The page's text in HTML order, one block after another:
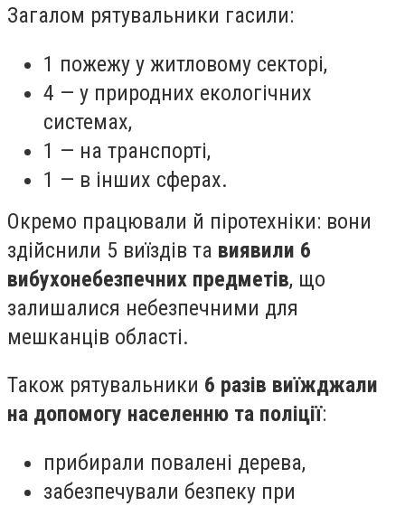
Загалом рятувальники гасили:
1 пожежу у житловому секторі,
4 — у природних екологічних
системах,
1 — на транспорті,
1 — в інших сферах.
Окремо працювали й піротехніки: вони
здійснили 5 виїздів та виявили 6
вибухонебезпечних предметів, що
залишалися небезпечними для
мешканців області.
Також рятувальники 6 разів виїжджали
на допомогу населенню та поліції:
прибирали повалені дерева,
забезпечували безпеку при